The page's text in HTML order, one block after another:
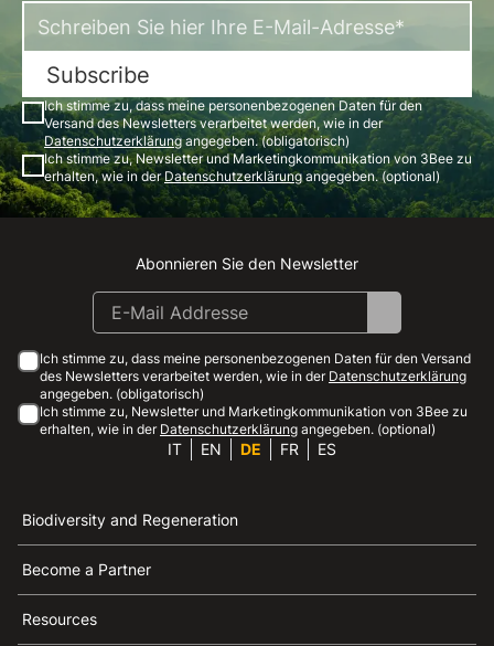
Subscribe
Ich stimme zu, dass meine personenbezogenen Daten für den
Versand des Newsletters verarbeitet werden, wie in der
Datenschutzerklärungangegeben. (obligatorisch)
Ich stimme zu, Newsletter und Marketingkommunikation von 3Bee zu
erhalten, wie in derDatenschutzerklärungangegeben. (optional)
Instagram
Facebook
Linkedin
Youtube
Abonnieren Sie den Newsletter
Ich stimme zu, dass meine personenbezogenen Daten für den Versand
des Newsletters verarbeitet werden, wie in der Datenschutzerklärung
angegeben. (obligatorisch)
Ich stimme zu, Newsletter und Marketingkommunikation von 3Bee zu
erhalten, wie in der Datenschutzerklärung angegeben. (optional)
IT EN DE FR ES
Biodiversity and Regeneration
Become a Partner
Resources